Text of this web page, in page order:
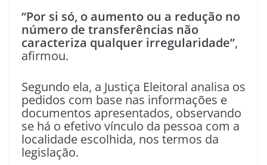
“Por si só, o aumento ou a redução no
número de transferências não
caracteriza qualquer irregularidade”,
afirmou.
Segundo ela, a Justiça Eleitoral analisa os
pedidos com base nas informações e
documentos apresentados, observando
se há o efetivo vínculo da pessoa com a
localidade escolhida, nos termos da
legislação.